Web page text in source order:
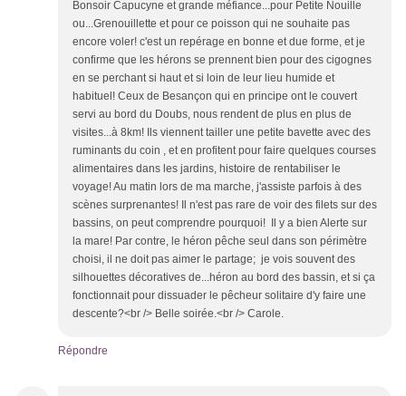
Bonsoir Capucyne et grande méfiance...pour Petite Nouille
ou...Grenouillette et pour ce poisson qui ne souhaite pas
encore voler! c'est un repérage en bonne et due forme, et je
confirme que les hérons se prennent bien pour des cigognes
en se perchant si haut et si loin de leur lieu humide et
habituel! Ceux de Besançon qui en principe ont le couvert
servi au bord du Doubs, nous rendent de plus en plus de
visites...à 8km! Ils viennent tailler une petite bavette avec des
ruminants du coin , et en profitent pour faire quelques courses
alimentaires dans les jardins, histoire de rentabiliser le
voyage! Au matin lors de ma marche, j'assiste parfois à des
scènes surprenantes! Il n'est pas rare de voir des filets sur des
bassins, on peut comprendre pourquoi! Il y a bien Alerte sur
la mare! Par contre, le héron pêche seul dans son périmètre
choisi, il ne doit pas aimer le partage; je vois souvent des
silhouettes décoratives de...héron au bord des bassin, et si ça
fonctionnait pour dissuader le pêcheur solitaire d'y faire une
descente?<br /> Belle soirée.<br /> Carole.
Répondre